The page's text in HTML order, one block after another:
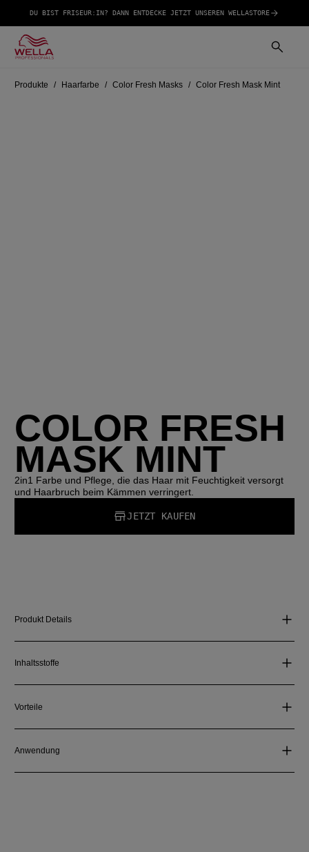
DU BIST FRISEUR:IN? DANN ENTDECKE JETZT UNSEREN WELLASTORE
Produkte Haarfarbe Color Fresh Masks Color Fresh Mask Mint
COLOR FRESH
MASK MINT
2in1 Farbe und Pflege, die das Haar mit Feuchtigkeit versorgt
und Haarbruch beim Kämmen verringert.
JETZT KAUFEN
Produkt Details
Inhaltsstoffe
Vorteile
Anwendung